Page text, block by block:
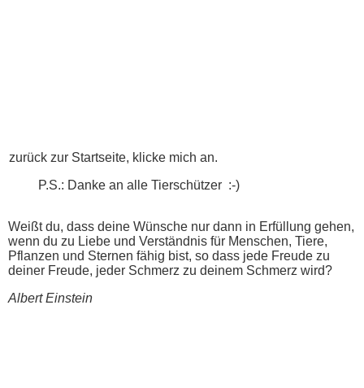
zurück zur Startseite, klicke mich an.
P.S.: Danke an alle Tierschützer :-)
Weißt du, dass deine Wünsche nur dann in Erfüllung gehen,
wenn du zu Liebe und Verständnis für Menschen, Tiere,
Pflanzen und Sternen fähig bist, so dass jede Freude zu
deiner Freude, jeder Schmerz zu deinem Schmerz wird?
Albert Einstein